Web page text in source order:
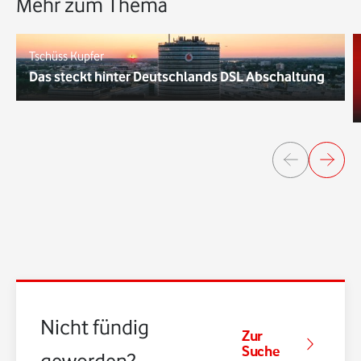
Tschüss Kupfer
Das steckt hinter Deutschlands DSL Abschaltung
Nicht fündig
Zur
Suche